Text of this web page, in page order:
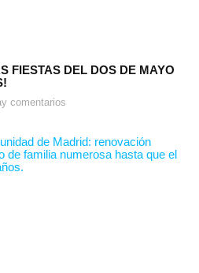
FIESTAS DEL DOS DE MAYO
comentarios